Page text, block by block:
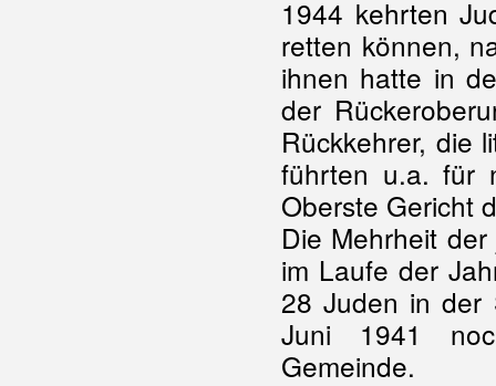
1944 kehrten
retten können,
ihnen hatte in
der
Rückkehrer, die
führten u.a. für
Oberste Gericht
Die Mehrheit
im Laufe der
28 Juden in der
Juni 1941
Gemeinde.